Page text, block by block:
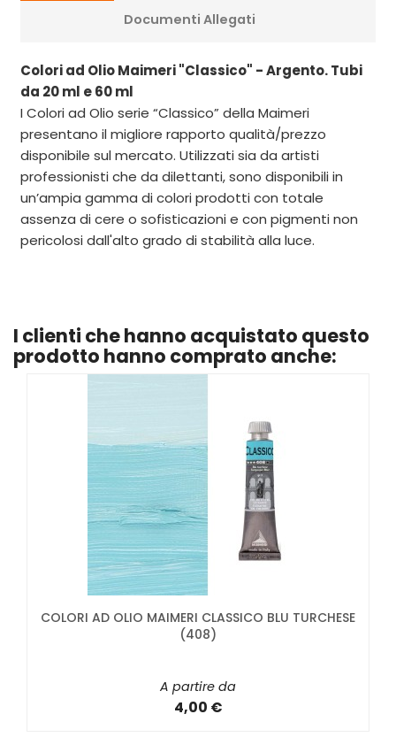
Documenti Allegati
Colori ad Olio Maimeri "Classico" - Argento. Tubi
da 20 ml e 60 ml
I Colori ad Olio serie “Classico” della Maimeri
presentano il migliore rapporto qualità/prezzo
disponibile sul mercato. Utilizzati sia da artisti
professionisti che da dilettanti, sono disponibili in
un’ampia gamma di colori prodotti con totale
assenza di cere o sofisticazioni e con pigmenti non
pericolosi dall'alto grado di stabilità alla luce.
I clienti che hanno acquistato questo
prodotto hanno comprato anche:
COLORI AD OLIO MAIMERI CLASSICO BLU TURCHESE
(408)
A partire da
4,00 €